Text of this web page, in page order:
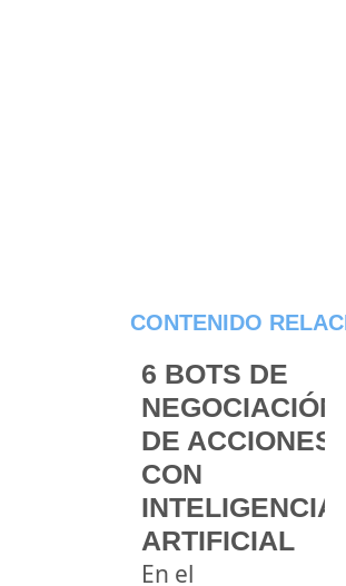
CONTENIDO
6 BOTS DE
NEGOCIACIÓN
DE ACCIONES
CON
INTELIGENCIA
ARTIFICIAL
En el